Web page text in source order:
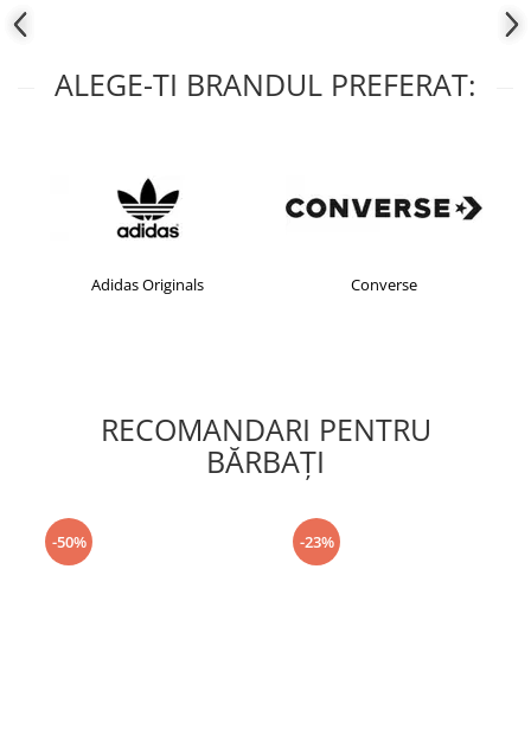
ALEGE-TI BRANDUL PREFERAT:
Adidas Originals Converse
RECOMANDARI PENTRU
BĂRBAŢI
-50% -23%